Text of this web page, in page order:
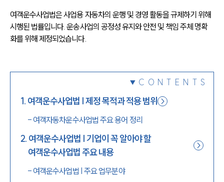
여객운수사업법은 사업용 자동차의 운행 및 경영 활동을 규제하기 위해
시행된 법률입니다. 운송사업의 공정성 유지와 안전 및 책임 주체 명확
화를 위해 제정되었습니다.
CONTENTS
1. 여객운수사업법 | 제정 목적과 적용 범위
- 여객자동차운수사업법 주요 용어 정리
2. 여객운수사업법 | 기업이 꼭 알아야 할
여객운수사업법 주요 내용
- 여객운수사업법 | 주요 업무분야